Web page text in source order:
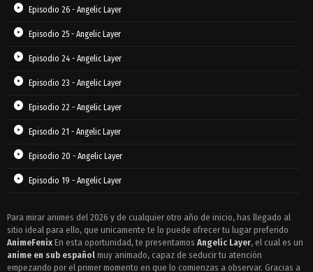
Episodio 26 - Angelic Layer
Episodio 25 - Angelic Layer
Episodio 24 - Angelic Layer
Episodio 23 - Angelic Layer
Episodio 22 - Angelic Layer
Episodio 21 - Angelic Layer
Episodio 20 - Angelic Layer
Episodio 19 - Angelic Layer
Episodio 17 - Angelic Layer
Episodio 16 - Angelic Layer
Para mirar animes del 2026 y de cualquier otro año de inicio, has llegado al
sitio ideal para ello, que unicamente te lo puede ofrecer tu lugar preferido
AnimeFenix En esta oportunidad, te presentamos Angelic Layer, el cual es un
anime en sub español muy animado, capaz de seducir tu atención
empezando por el primer momento en que lo comienzas a observar. Gracias a